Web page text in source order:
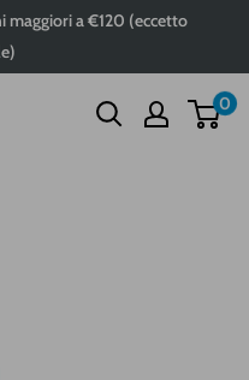
maggiori a €120 (eccetto
0